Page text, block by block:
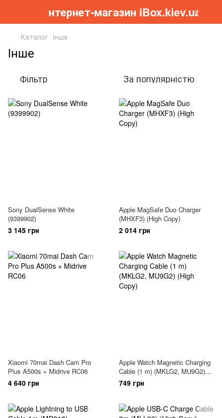
Інтернет-магазин iBox.kiev.ua
Каталог Інше
Інше
Фільтр За популярністю
Sony DualSense White
(9399902)
3 145 грн
Apple MagSafe Duo Charger
(MHXF3) (High Copy)
2 014 грн
Xiaomi 70mai Dash Cam Pro
Plus A500s + Midrive RC06
4 640 грн
Apple Watch Magnetic Charging
Cable (1 m) (MKLG2, MU9G2)
(High Copy)
749 грн